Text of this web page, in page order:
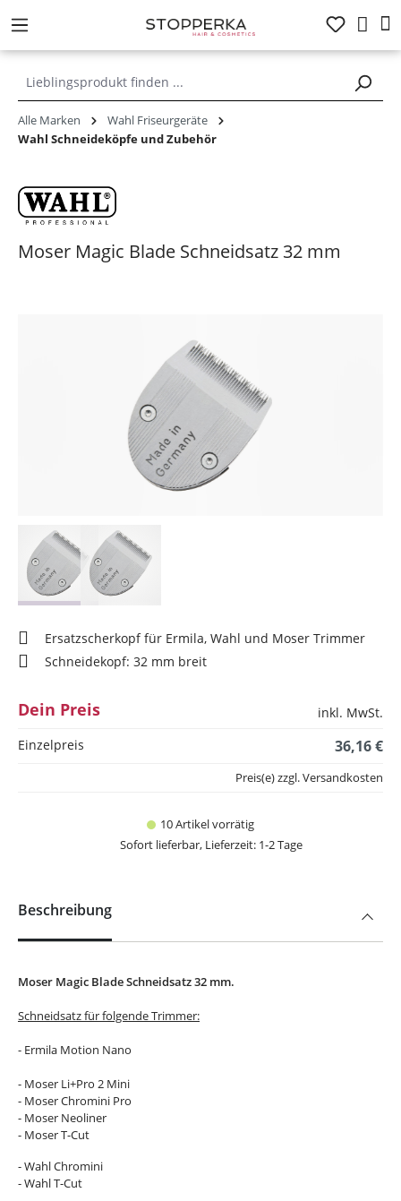
springen
Alle Marken
Wahl Friseurgeräte
Wahl Schneideköpfe und Zubehör
Moser Magic Blade Schneidsatz 32 mm
Ersatzscherkopf für Ermila, Wahl und Moser Trimmer
Schneidekopf: 32 mm breit
Dein Preis
inkl. MwSt.
Einzelpreis
36,16 €
10 Artikel vorrätig
Sofort lieferbar, Lieferzeit: 1-2 Tage
Preis(e) zzgl. Versandkosten
Beschreibung
Moser Magic Blade Schneidsatz 32 mm.
Schneidsatz für folgende Trimmer:
- Ermila Motion Nano
- Moser Li+Pro 2 Mini
- Moser Chromini Pro
- Moser Neoliner
- Moser T-Cut
- Wahl Chromini
- Wahl T-Cut